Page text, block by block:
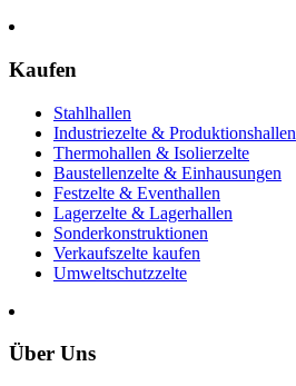
Kaufen
Stahlhallen
Industriezelte & Produktionshallen
Thermohallen & Isolierzelte
Baustellenzelte & Einhausungen
Festzelte & Eventhallen
Lagerzelte & Lagerhallen
Sonderkonstruktionen
Verkaufszelte kaufen
Umweltschutzzelte
Über Uns